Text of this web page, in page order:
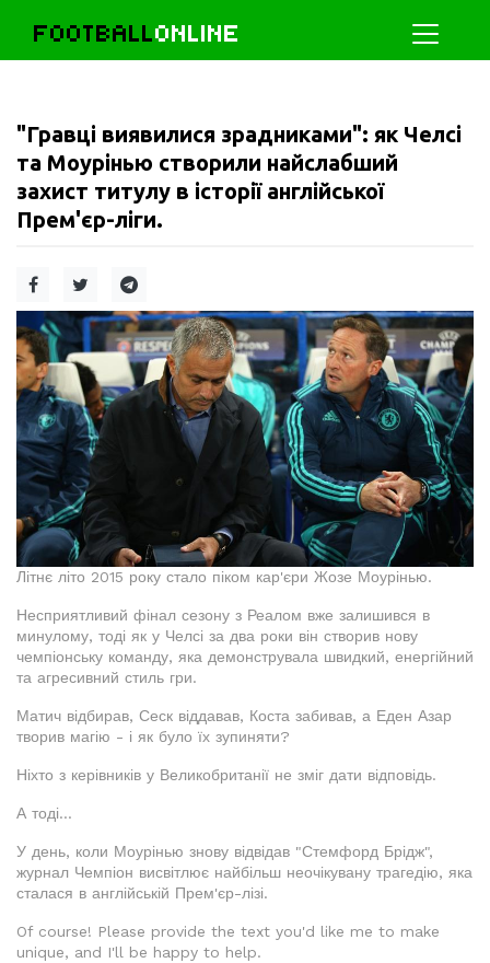
FOOTBALLONLINE
"Гравці виявилися зрадниками": як Челсі
та Моурінью створили найслабший
захист титулу в історії англійської
Прем'єр-ліги.
Літнє літо 2015 року стало піком кар'єри Жозе Моурінью.
Несприятливий фінал сезону з Реалом вже залишився в
минулому, тоді як у Челсі за два роки він створив нову
чемпіонську команду, яка демонструвала швидкий, енергійний
та агресивний стиль гри.
Матич відбирав, Сеск віддавав, Коста забивав, а Еден Азар
творив магію - і як було їх зупиняти?
Ніхто з керівників у Великобританії не зміг дати відповідь.
А тоді...
У день, коли Моурінью знову відвідав "Стемфорд Брідж",
журнал Чемпіон висвітлює найбільш неочікувану трагедію, яка
сталася в англійській Прем'єр-лізі.
Of course! Please provide the text you'd like me to make
unique, and I'll be happy to help.